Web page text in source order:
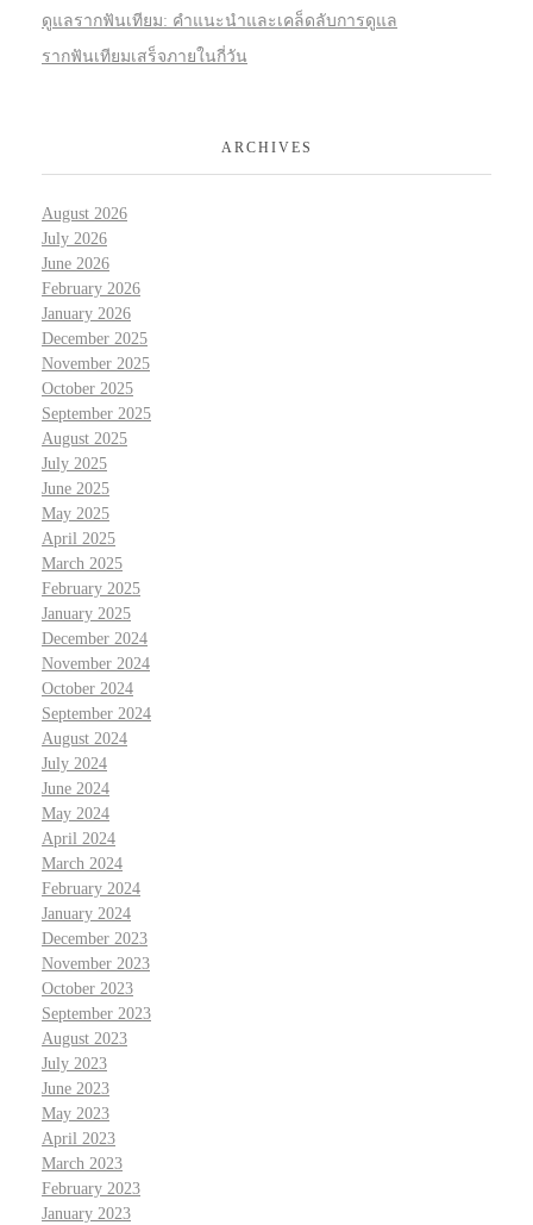
ดูแลรากฟันเทียม: คำแนะนำและเคล็ดลับการดูแล
รากฟันเทียมเสร็จภายในกี่วัน
ARCHIVES
August 2026
July 2026
June 2026
February 2026
January 2026
December 2025
November 2025
October 2025
September 2025
August 2025
July 2025
June 2025
May 2025
April 2025
March 2025
February 2025
January 2025
December 2024
November 2024
October 2024
September 2024
August 2024
July 2024
June 2024
May 2024
April 2024
March 2024
February 2024
January 2024
December 2023
November 2023
October 2023
September 2023
August 2023
July 2023
June 2023
May 2023
April 2023
March 2023
February 2023
January 2023